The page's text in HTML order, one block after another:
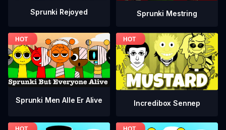
Sprunki Rejoyed Sprunki Mestring
Sprunki Men Alle Er Alive Incredibox Sennep